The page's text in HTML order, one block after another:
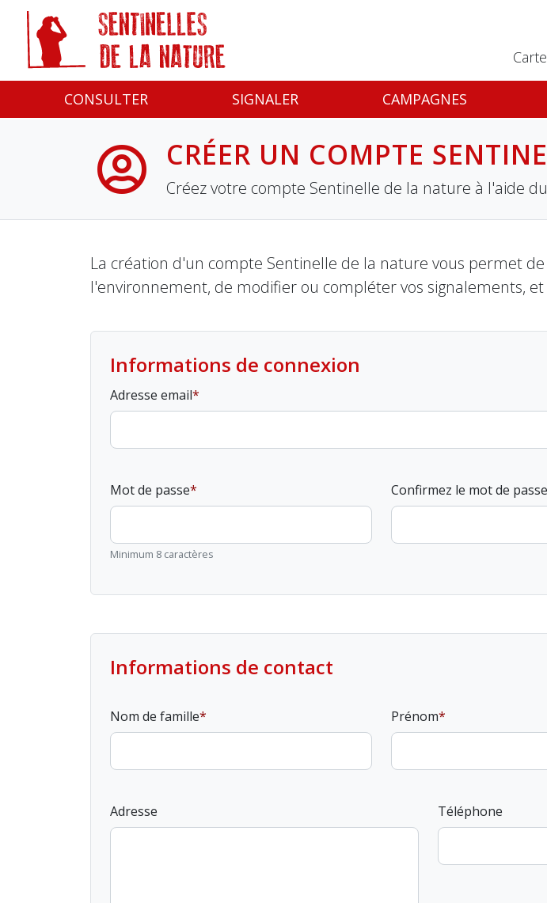
CONSULTER SIGNALER CAMPAGNES
CRÉER UN COMPTE
Créez votre compte Sentinelle de la nature à l'aide
La création d'un compte Sentinelle de la nature vous permet
l'environnement, de modifier ou compléter vos signalements,
Informations de connexion
Adresse email
Mot de passe
Minimum 8 caractères
Confirmez le mot de passe
Informations de contact
Nom de famille Prénom
Adresse Téléphone
Panneau de gestion des cookies